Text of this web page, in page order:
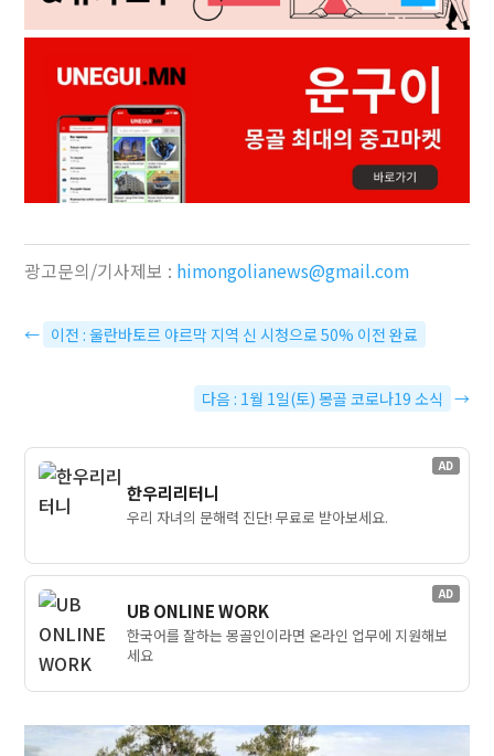
광고문의/기사제보 : himongolianews@gmail.com
← 이전 : 울란바토르 야르막 지역 신 시청으로 50% 이전 완료
다음 : 1월 1일(토) 몽골 코로나19 소식 →
AD
한우리리터니
우리 자녀의 문해력 진단! 무료로 받아보세요.
AD
UB ONLINE WORK
한국어를 잘하는 몽골인이라면 온라인 업무에 지원해보
세요